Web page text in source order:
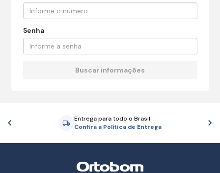
Senha
Entrega para todo o Brasil
Confira a Política de Entrega
Anterior